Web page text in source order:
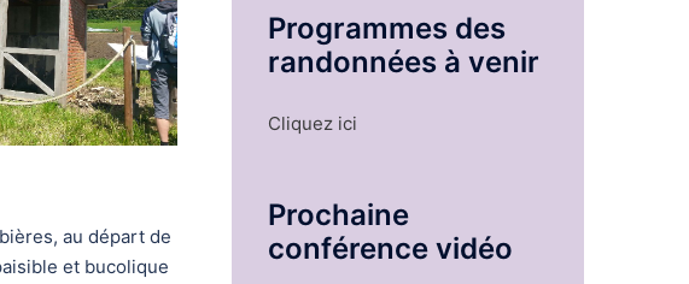
au départ de
et bucolique
Programmes des
randonnées à venir
Cliquez ici
Prochaine
conférence vidéo